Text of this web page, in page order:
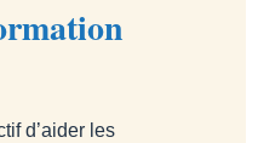
d’aider les